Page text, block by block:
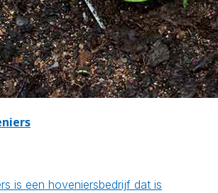
is een hoveniersbedrijf dat is